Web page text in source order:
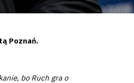
Poznań.
bo Ruch gra o